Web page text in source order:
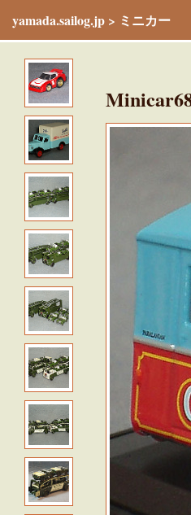
yamada.sailog.jp > ミニカー